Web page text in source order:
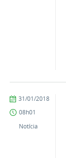
by
Paula
Batista
Published
31/01/2018
08h01
Notícia